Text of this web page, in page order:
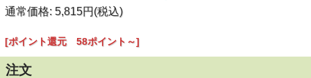
通常価格: 5,815円(税込)
[ポイント還元 58ポイント～]
注文